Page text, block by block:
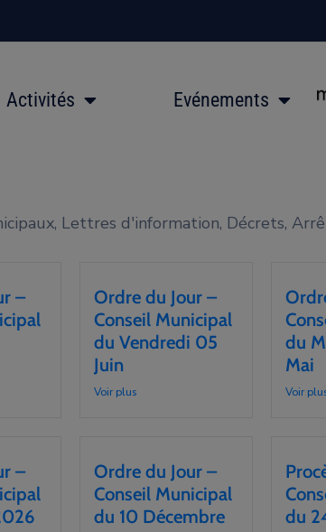
Activités Evénements
Lettres d'information, Décrets,
–
Ordre du Jour –
Conseil Municipal
du Vendredi 05
Juin
Voir plus
du
Mai
Voir
–
Ordre du Jour –
Conseil Municipal
du 10 Décembre
du